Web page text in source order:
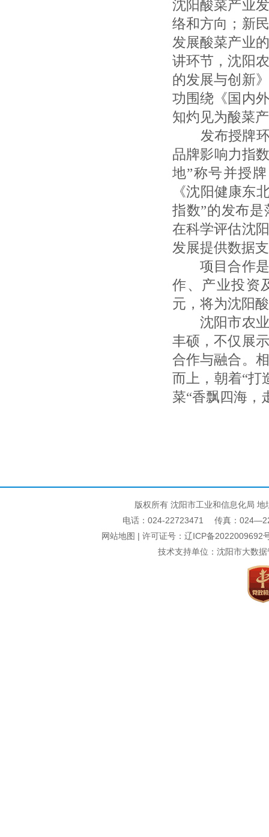
沈阳酸菜产业
络和方向；新
发展酸菜产业
讲环节，沈阳
的发展与创新
功围绕《国内
知灼见为酸菜
发布授牌环
品牌影响力指
地”称号并授
《沈阳健康东
指数”的发布
在科学评估沈
发展提供数据
项目合作是
作、产业投资
元，将为沈阳
沈阳市农业
丰硕，不仅展
合作与融合。
而上，朝着“打
菜“香飘四海，
版权所有 沈阳市工业和信息化局
电话：024-22723471 传真：
网站地图 | 许可证号： 辽ICP备2022009692
技术支持单位：沈阳市大数